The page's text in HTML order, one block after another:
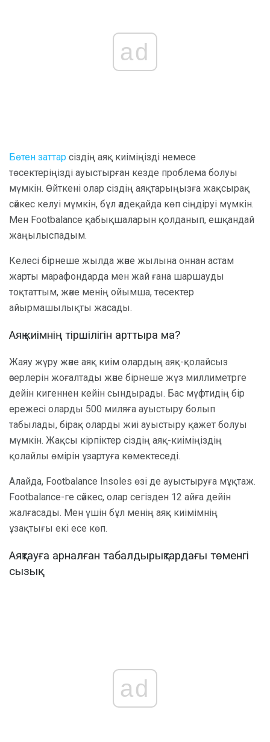
ad
Бөтен заттар сіздің аяқ киіміңізді немесе
төсектеріңізді ауыстырған кезде проблема болуы
мүмкін. Өйткені олар сіздің аяқтарыңызға жақсырақ
сәйкес келуі мүмкін, бұл әлдеқайда көп сіңдіруі мүмкін.
Мен Footbalance қабықшаларын қолданып, ешқандай
жаңылыспадым.
Келесі бірнеше жылда және жылына оннан астам
жарты марафондарда мен жай ғана шаршауды
тоқтаттым, және менің ойымша, төсектер
айырмашылықты жасады.
Аяқ киімнің тіршілігін арттыра ма?
Жаяу жүру және аяқ киім олардың аяқ-қолайсыз
әсерлерін жоғалтады және бірнеше жүз миллиметрге
дейін кигеннен кейін сындырады. Бас мүфтидің бір
ережесі оларды 500 миляға ауыстыру болып
табылады, бірақ оларды жиі ауыстыру қажет болуы
мүмкін. Жақсы кірпіктер сіздің аяқ-киіміңіздің
қолайлы өмірін ұзартуға көмектеседі.
Алайда, Footbalance Insoles өзі де ауыстыруға мұқтаж.
Footbalance-ге сәйкес, олар сегізден 12 айға дейін
жалғасады. Мен үшін бұл менің аяқ киімімнің
ұзақтығы екі есе көп.
Аяқтауға арналған табалдырықтардағы төменгі
сызық
ad